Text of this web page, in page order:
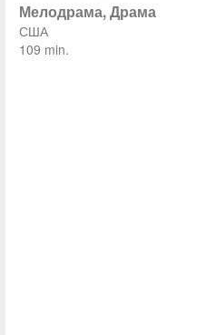
Мелодрама, Драма
США
109 min.